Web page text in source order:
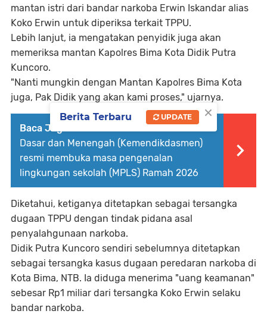
mantan istri dari bandar narkoba Erwin Iskandar alias
Koko Erwin untuk diperiksa terkait TPPU.
Lebih lanjut, ia mengatakan penyidik juga akan
memeriksa mantan Kapolres Bima Kota Didik Putra
Kuncoro.
"Nanti mungkin dengan Mantan Kapolres Bima Kota
juga, Pak Didik yang akan kami proses," ujarnya.
Baca Juga :
Kementerian Pendidikan
Dasar dan Menengah (Kemendikdasmen)
resmi membuka masa pengenalan
lingkungan sekolah (MPLS) Ramah 2026
Diketahui, ketiganya ditetapkan sebagai tersangka
dugaan TPPU dengan tindak pidana asal
penyalahgunaan narkoba.
Didik Putra Kuncoro sendiri sebelumnya ditetapkan
sebagai tersangka kasus dugaan peredaran narkoba di
Kota Bima, NTB. Ia diduga menerima "uang keamanan"
sebesar Rp1 miliar dari tersangka Koko Erwin selaku
bandar narkoba.
×
Berita Terbaru UPDATE